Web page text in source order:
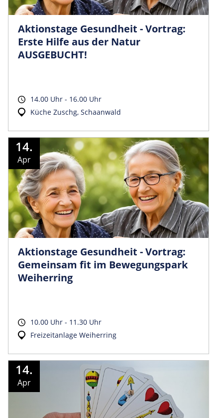
Aktionstage Gesundheit - Vortrag:
Erste Hilfe aus der Natur
AUSGEBUCHT!
14.00 Uhr - 16.00 Uhr
Küche Zuschg, Schaanwald
14.
Apr
Aktionstage Gesundheit - Vortrag:
Gemeinsam fit im Bewegungspark
Weiherring
10.00 Uhr - 11.30 Uhr
Freizeitanlage Weiherring
14.
Apr